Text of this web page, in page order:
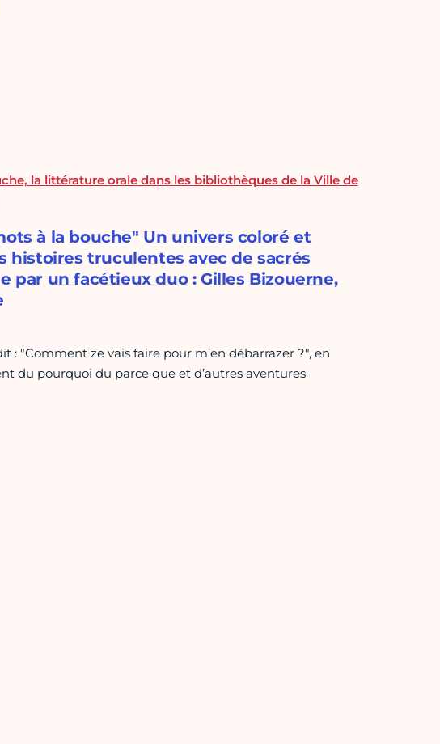
la littérature orale dans les bibliothèques de la Ville de
à la bouche" Un univers coloré et
histoires truculentes avec de sacrés
par un facétieux duo : Gilles Bizouerne,
: "Comment ze vais faire pour m’en débarrazer ?", en
du pourquoi du parce que et d’autres aventures